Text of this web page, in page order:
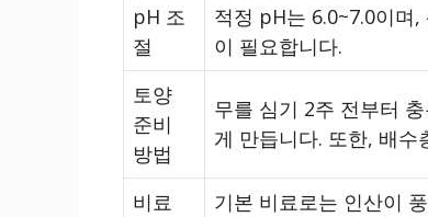
pH 조
절
적정 pH는 6.0~7.0이며
이 필요합니다.
토양
준비
방법
무를 심기 2주 전부터
게 만듭니다. 또한, 배
비료
기본 비료로는 인산이